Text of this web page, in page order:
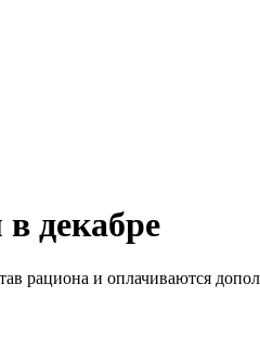
декабре
рациона и оплачиваются